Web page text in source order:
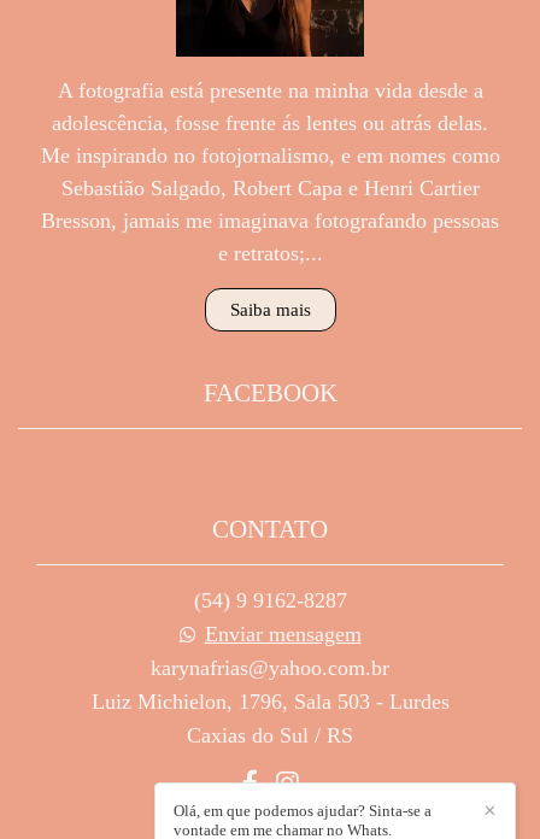
A fotografia está presente na minha vida desde a
adolescência, fosse frente ás lentes ou atrás delas.
Me inspirando no fotojornalismo, e em nomes como
Sebastião Salgado, Robert Capa e Henri Cartier
Bresson, jamais me imaginava fotografando pessoas
e retratos;...
Saiba mais
FACEBOOK
CONTATO
(54) 9 9162-8287
Enviar mensagem
karynafrias@yahoo.com.br
Luiz Michielon, 1796, Sala 503 - Lurdes
Caxias do Sul / RS
✕
Olá, em que podemos ajudar? Sinta-se a
vontade em me chamar no Whats.